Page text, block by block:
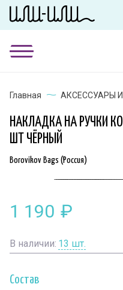
Главная АКСЕССУАРЫ
НАКЛАДКА НА РУЧКИ
ШТ ЧЁРНЫЙ
Borovikov Bags (Россия)
1 190 ₽
В наличии: 13 шт.
Состав